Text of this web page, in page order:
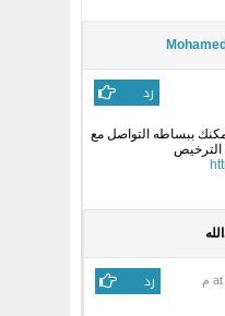
رد
ببساطه التواصل مع
الترخيص
رد